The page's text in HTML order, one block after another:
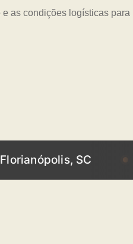
e as condições logísticas para
SC Base